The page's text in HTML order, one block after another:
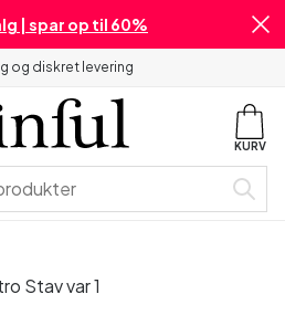
| spar op til 60%
og diskret levering
KURV